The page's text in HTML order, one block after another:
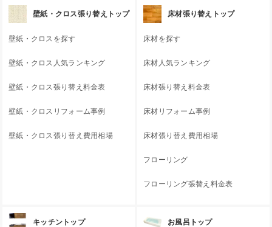
壁紙・クロス張り替えトップ
壁紙・クロスを探す
壁紙・クロス人気ランキング
壁紙・クロス張り替え料金表
壁紙・クロスリフォーム事例
壁紙・クロス張り替え費用相場
床材張り替えトップ
床材を探す
床材人気ランキング
床材張り替え料金表
床材リフォーム事例
床材張り替え費用相場
フローリング
フローリング張替え料金表
キッチントップ お風呂トップ